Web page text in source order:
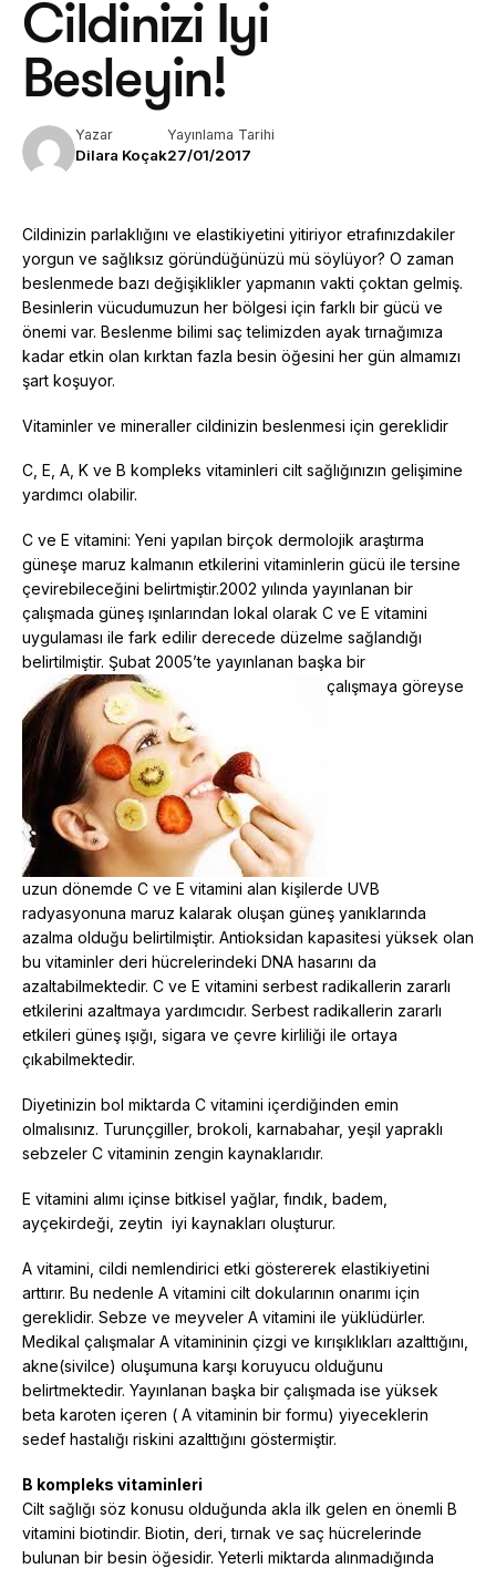
Cildinizi İyi
Besleyin!
Yazar
Dilara Koçak
Yayınlama Tarihi
27/01/2017
Cildinizin parlaklığını ve elastikiyetini yitiriyor etrafınızdakiler
yorgun ve sağlıksız göründüğünüzü mü söylüyor? O zaman
beslenmede bazı değişiklikler yapmanın vakti çoktan gelmiş.
Besinlerin vücudumuzun her bölgesi için farklı bir gücü ve
önemi var. Beslenme bilimi saç telimizden ayak tırnağımıza
kadar etkin olan kırktan fazla besin öğesini her gün almamızı
şart koşuyor.
Vitaminler ve mineraller cildinizin beslenmesi için gereklidir
C, E, A, K ve B kompleks vitaminleri cilt sağlığınızın gelişimine
yardımcı olabilir.
C ve E vitamini: Yeni yapılan birçok dermolojik araştırma
güneşe maruz kalmanın etkilerini vitaminlerin gücü ile tersine
çevirebileceğini belirtmiştir.2002 yılında yayınlanan bir
çalışmada güneş ışınlarından lokal olarak C ve E vitamini
uygulaması ile fark edilir derecede düzelme sağlandığı
belirtilmiştir. Şubat 2005’te yayınlanan başka bir
çalışmaya göreyse
uzun dönemde C ve E vitamini alan kişilerde UVB
radyasyonuna maruz kalarak oluşan güneş yanıklarında
azalma olduğu belirtilmiştir. Antioksidan kapasitesi yüksek olan
bu vitaminler deri hücrelerindeki DNA hasarını da
azaltabilmektedir. C ve E vitamini serbest radikallerin zararlı
etkilerini azaltmaya yardımcıdır. Serbest radikallerin zararlı
etkileri güneş ışığı, sigara ve çevre kirliliği ile ortaya
çıkabilmektedir.
Diyetinizin bol miktarda C vitamini içerdiğinden emin
olmalısınız. Turunçgiller, brokoli, karnabahar, yeşil yapraklı
sebzeler C vitaminin zengin kaynaklarıdır.
E vitamini alımı içinse bitkisel yağlar, fındık, badem,
ayçekirdeği, zeytin iyi kaynakları oluşturur.
A vitamini, cildi nemlendirici etki göstererek elastikiyetini
arttırır. Bu nedenle A vitamini cilt dokularının onarımı için
gereklidir. Sebze ve meyveler A vitamini ile yüklüdürler.
Medikal çalışmalar A vitamininin çizgi ve kırışıklıkları azalttığını,
akne(sivilce) oluşumuna karşı koruyucu olduğunu
belirtmektedir. Yayınlanan başka bir çalışmada ise yüksek
beta karoten içeren ( A vitaminin bir formu) yiyeceklerin
sedef hastalığı riskini azalttığını göstermiştir.
B kompleks vitaminleri
Cilt sağlığı söz konusu olduğunda akla ilk gelen en önemli B
vitamini biotindir. Biotin, deri, tırnak ve saç hücrelerinde
bulunan bir besin öğesidir. Yeterli miktarda alınmadığında